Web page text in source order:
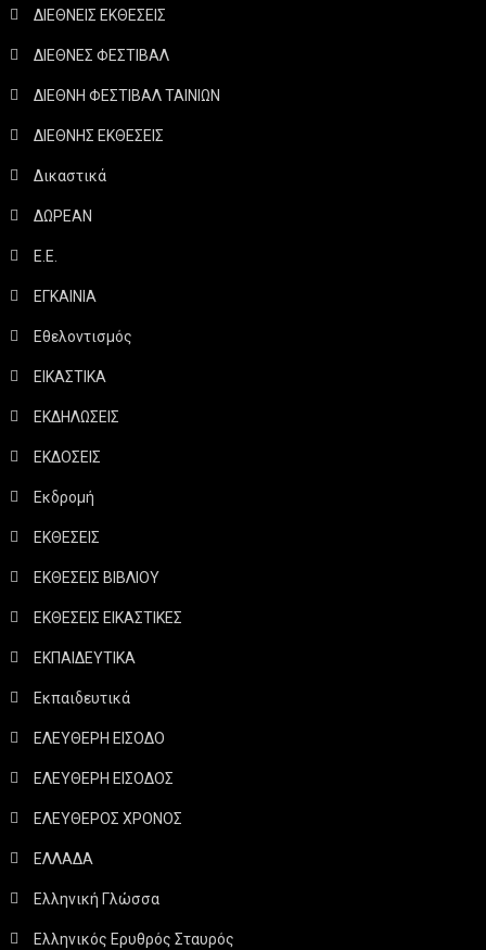
ΔΙΕΘΝΕΙΣ ΕΚΘΕΣΕΙΣ
ΔΙΕΘΝΕΣ ΦΕΣΤΙΒΑΛ
ΔΙΕΘΝΗ ΦΕΣΤΙΒΑΛ ΤΑΙΝΙΩΝ
ΔΙΕΘΝΗΣ ΕΚΘΕΣΕΙΣ
Δικαστικά
ΔΩΡΕΑΝ
Ε.Ε.
ΕΓΚΑΙΝΙΑ
Εθελοντισμός
ΕΙΚΑΣΤΙΚΑ
ΕΚΔΗΛΩΣΕΙΣ
ΕΚΔΟΣΕΙΣ
Εκδρομή
ΕΚΘΕΣΕΙΣ
ΕΚΘΕΣΕΙΣ ΒΙΒΛΙΟΥ
ΕΚΘΕΣΕΙΣ ΕΙΚΑΣΤΙΚΕΣ
ΕΚΠΑΙΔΕΥΤΙΚΑ
Εκπαιδευτικά
ΕΛΕΥΘΕΡΗ ΕΙΣΟΔΟ
ΕΛΕΥΘΕΡΗ ΕΙΣΟΔΟΣ
ΕΛΕΥΘΕΡΟΣ ΧΡΟΝΟΣ
ΕΛΛΑΔΑ
Ελληνική Γλώσσα
Ελληνικός Ερυθρός Σταυρός